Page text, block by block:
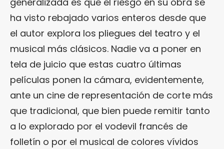
ha visto rebajado varios enteros desde que
el autor explora los pliegues del teatro y el
musical más clásicos. Nadie va a poner en
tela de juicio que estas cuatro últimas
películas ponen la cámara, evidentemente,
ante un cine de representación de corte más
que tradicional, que bien puede remitir tanto
a lo explorado por el vodevil francés de
folletín o por el musical de colores vívidos